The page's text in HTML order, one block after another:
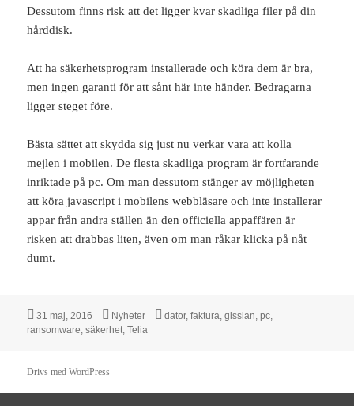
Dessutom finns risk att det ligger kvar skadliga filer på din
hårddisk.
Att ha säkerhetsprogram installerade och köra dem är bra,
men ingen garanti för att sånt här inte händer. Bedragarna
ligger steget före.
Bästa sättet att skydda sig just nu verkar vara att kolla
mejlen i mobilen. De flesta skadliga program är fortfarande
inriktade på pc. Om man dessutom stänger av möjligheten
att köra javascript i mobilens webbläsare och inte installerar
appar från andra ställen än den officiella appaffären är
risken att drabbas liten, även om man råkar klicka på nåt
dumt.
Postat
31 maj, 2016 Kategorier
Nyheter Taggar
dator,faktura,gisslan,pc,
ransomware,säkerhet,Telia
Drivs med WordPress